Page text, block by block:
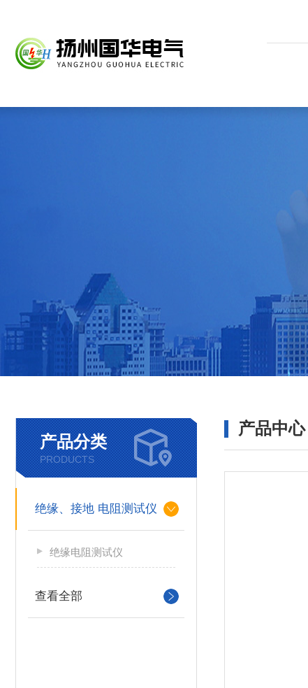
产品分类
PRODUCTS
绝缘、接地 电阻测试仪
绝缘电阻测试仪
查看全部
产品中心